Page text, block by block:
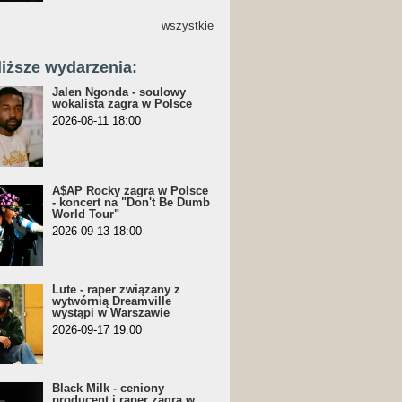
wszystkie
wydarzenia:
Jalen Ngonda - soulowy
wokalista zagra w Polsce
2026-08-11 18:00
A$AP Rocky zagra w Polsce
- koncert na "Don't Be Dumb
World Tour"
2026-09-13 18:00
Lute - raper związany z
wytwórnią Dreamville
wystąpi w Warszawie
2026-09-17 19:00
Black Milk - ceniony